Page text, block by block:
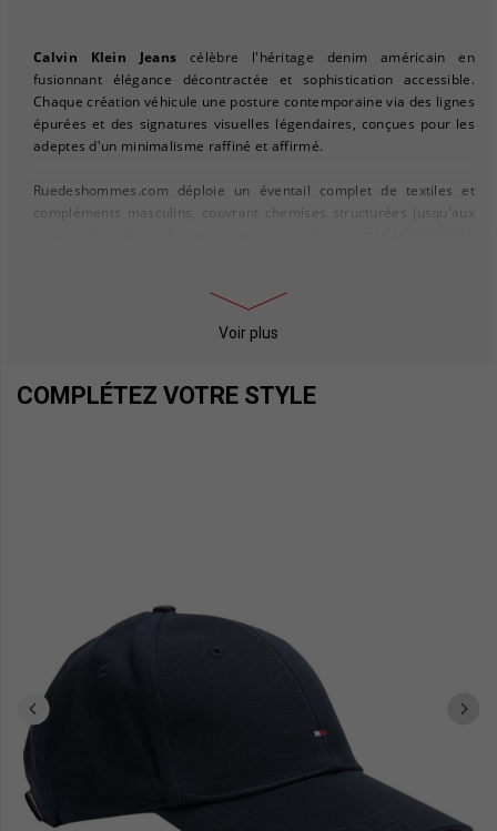
Calvin Klein Jeans célèbre l'héritage denim américain en
fusionnant élégance décontractée et sophistication accessible.
Chaque création véhicule une posture contemporaine via des lignes
épurées et des signatures visuelles légendaires, conçues pour les
adeptes d'un minimalisme raffiné et affirmé.
Ruedeshommes.com déploie un éventail complet de textiles et
compléments masculins, couvrant chemises structurées jusqu'aux
Pour construire une silhouette harmonieuse, mariez vos jeans
sweats homme
chaussettes homme, proposées dans une diversité chromatique
offre des solutions polyvalentes épousant chaque contexte.
Explorez notre sélection et laissez-vous captiver par l'identité
distinctive de cette griffe emblématique.
Voir plus
COMPLÉTEZ VOTRE STYLE